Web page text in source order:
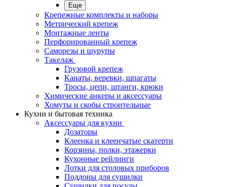
Еще
Крепежные комплекты и наборы
Метрический крепеж
Монтажные ленты
Перфорированный крепеж
Саморезы и шурупы
Такелаж
Грузовой крепеж
Канаты, веревки, шпагаты
Тросы, цепи, штанги, крюки
Химические анкеры и аксессуары
Хомуты и скобы строительные
Кухни и бытовая техника
Аксессуары для кухни
Дозаторы
Клеенка и клеенчатые скатерти
Корзины, полки, этажерки
Кухонные рейлинги
Лотки для столовых приборов
Поддоны для сушилки